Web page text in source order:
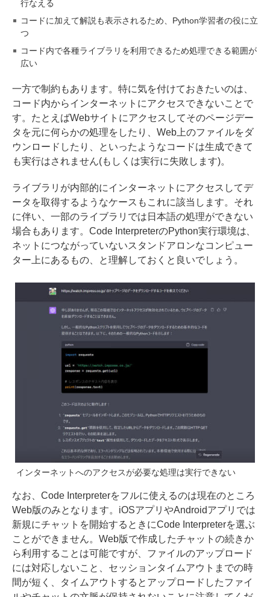
行なえる
コードに加えて解説も表示されるため、Python学習者の役に立
つ
コード内で各種ライブラリを利用できるため処理できる範囲が
広い
一方で制約もあります。特に気を付けておきたいのは、
コード内からインターネットにアクセスできないことで
す。たとえばWebサイトにアクセスしてそのページデー
タを元に何らかの処理をしたり、Web上のファイルをダ
ウンロードしたり、といったようなコードは生成できて
も実行はされません(もしくは実行に失敗します)。
ライブラリが内部的にインターネットにアクセスしてデ
ータを取得するようなケースもこれに該当します。それ
に伴い、一部のライブラリでは日本語の処理ができない
場合もあります。Code InterpreterのPython実行環境は、
ネットにつながっていないスタンドアロンなコンピュー
ター上にあるもの、と理解しておくと良いでしょう。
インターネットへのアクセスが必要な処理は実行できない
なお、Code Interpreterをフルに使えるのは現在のところ
Web版のみとなります。iOSアプリやAndroidアプリでは
新規にチャットを開始するときにCode Interpreterを選ぶ
ことができません。Web版で作成したチャットの続きか
ら利用することは可能ですが、ファイルのアップロード
には対応しないこと、セッションタイムアウトまでの時
間が短く、タイムアウトするとアップロードしたファイ